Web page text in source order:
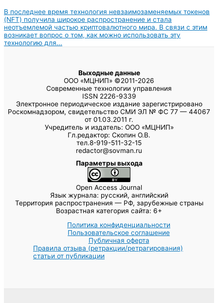
В последнее время технология невзаимозаменяемых токенов
(NFT) получила широкое распространение и стала
неотъемлемой частью криптовалютного мира. В связи с этим
возникает вопрос о том, как можно использовать эту
технологию для...
Выходные данные
ООО «МЦНИП» ©2011-2026
Современные технологии управления
ISSN 2226-9339
Электронное периодическое издание зарегистрировано
Роскомнадзором, свидетельство СМИ ЭЛ № ФС 77 — 44067
от 01.03.2011 г.
Учредитель и издатель: ООО «МЦНИП»
Гл.редактор: Скопин О.В.
тел.8-919-511-32-15
redactor@sovman.ru
Параметры выхода
Open Access Journal
Язык журнала: русский, английский
Территория распространения — РФ, зарубежные страны
Возрастная категория сайта: 6+
Политика конфиденциальности
Пользовательское соглашение
Публичная оферта
Правила отзыва (ретракции/ретрагирования)
статьи от публикации